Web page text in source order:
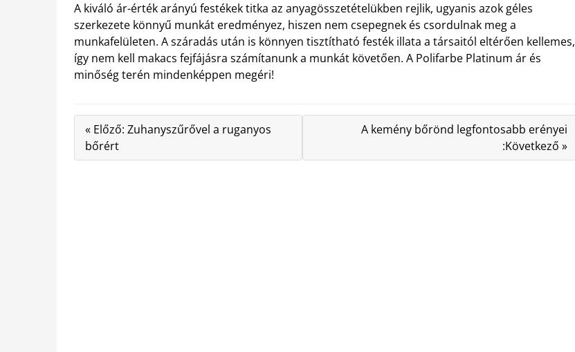
A kiváló ár-érték arányú festékek titka az anyagösszetételükben rejlik, ugyanis azok géles
szerkezete könnyű munkát eredményez, hiszen nem csepegnek és csordulnak meg a
munkafelületen. A száradás után is könnyen tisztítható festék illata a társaitól eltérően kellemes,
így nem kell makacs fejfájásra számítanunk a munkát követően. A Polifarbe Platinum ár és
minőség terén mindenképpen megéri!
« Előző: Zuhanyszűrővel a ruganyos
bőrért
A kemény bőrönd legfontosabb erényei
:Következő »